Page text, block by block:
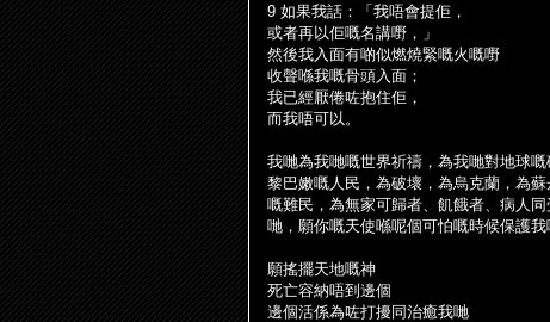
9 如果我話：「我唔會提佢 ，
或者再以佢嘅名講嘢 ，」
然後我入面有啲似燃燒緊嘅火嘅嘢
收聲喺我嘅骨頭入面；
我已經厭倦咗抱住佢 ，
而我唔可以。
我哋為我哋嘅世界祈禱，為我哋對地球
黎巴嫩嘅人民，為破壞，為烏克蘭，為
嘅難民，為無家可歸者、飢餓者、病人
哋 ，願你嘅天使喺呢個可怕嘅時候保護我
願搖擺天地嘅神
死亡容納唔到邊個
邊個活係為咗打擾同治癒我哋